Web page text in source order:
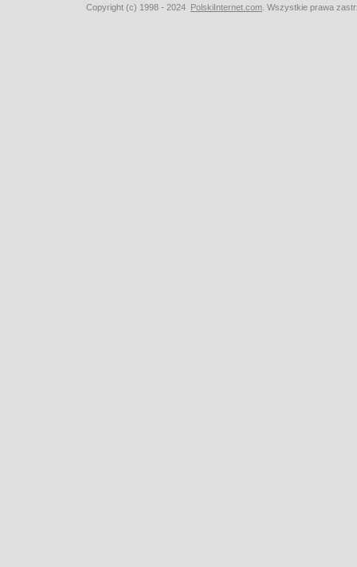
Copyright (c) 1998 - 2024 PolskiInternet.com . Wszystkie prawa